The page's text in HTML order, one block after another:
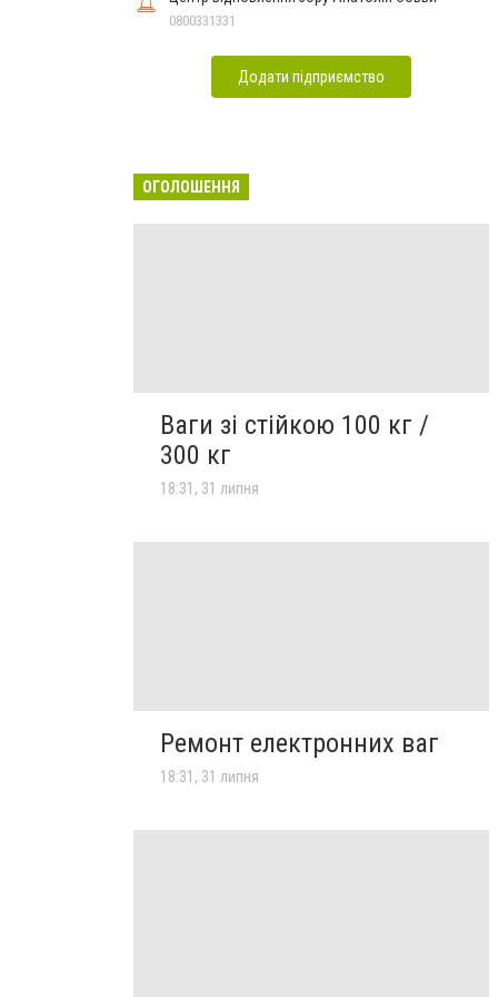
0800331331
Додати підприємство
ОГОЛОШЕННЯ
Ваги зі стійкою 100 кг /
300 кг
18:31, 31 липня
Ремонт електронних ваг
18:31, 31 липня